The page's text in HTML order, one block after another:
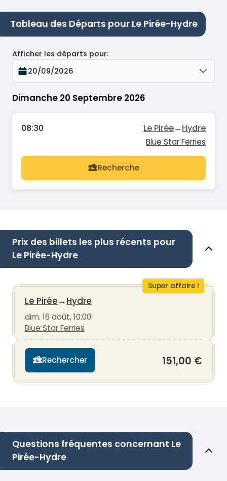
Tableau des Départs pour Le Pirée-Hydre
Dimanche 20 Septembre 2026
Afficher les départs pour:
20/09/2026
08:30 Le Pirée→Hydre
Blue Star Ferries
Recherche
Prix des billets les plus récents pour
Le Pirée-Hydre
Super affaire !
Le Pirée→Hydre
dim. 16 août, 10:00
Blue Star Ferries
Rechercher 151,00 €
Questions fréquentes concernant Le
Pirée-Hydre